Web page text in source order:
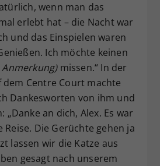
wenn man das
erlebt hat – die Nacht war
und das Einspielen waren
Ich möchte keinen
Anmerkung)missen.“ In der
dem Centre Court machte
Dankesworten von ihm und
„Danke an dich, Alex. Es war
Reise. Die Gerüchte gehen ja
lassen wir die Katze aus
gesagt nach unserem